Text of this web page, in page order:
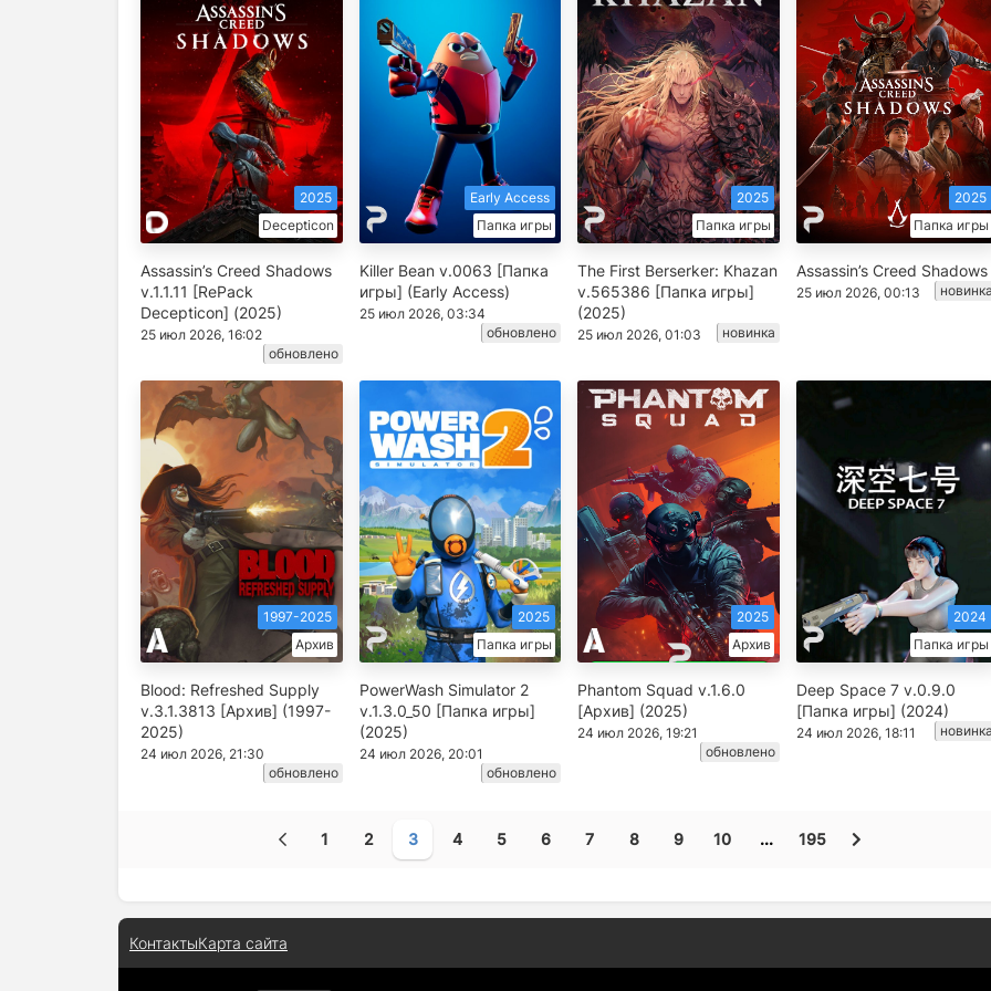
Decepticon
2025
Assassin’s Creed Shadows
v.1.1.11 [RePack
Decepticon] (2025)
25 июл 2026, 16:02
обновлено
Папка игры
Early Access
Killer Bean v.0063 [Папка
игры] (Early Access)
25 июл 2026, 03:34
обновлено
Папка игры
2025
The First Berserker: Khazan
v.565386 [Папка игры]
(2025)
25 июл 2026, 01:03 новинка
Папка игры
2025
Assassin’s Creed Shadows
25 июл 2026, 00:13
Архив
1997-2025
Blood: Refreshed Supply
v.3.1.3813 [Архив] (1997-
2025)
24 июл 2026, 21:30
обновлено
Папка игры
2025
PowerWash Simulator 2
v.1.3.0_50 [Папка игры]
(2025)
24 июл 2026, 20:01
обновлено
Архив
2025
Phantom Squad v.1.6.0
[Архив] (2025)
24 июл 2026, 19:21
обновлено
Папка игры
2024
Deep Space 7 v.0.9.0
[Папка игры] (2024)
24 июл 2026, 18:11
1 2 3 4 5 6 7 8 9 10 ... 195
КонтактыКарта сайта